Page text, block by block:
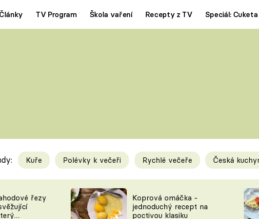
Články TV Program Škola vaření Recepty z TV Speciál: Cuketa
ŠÉF!
Tipy a triky
KAM ZA JÍDLEM
Kuře Polévky k večeři Rychlé večeře Česká
řezy
Koprová omáčka -
jednoduchý recept na
poctivou klasiku